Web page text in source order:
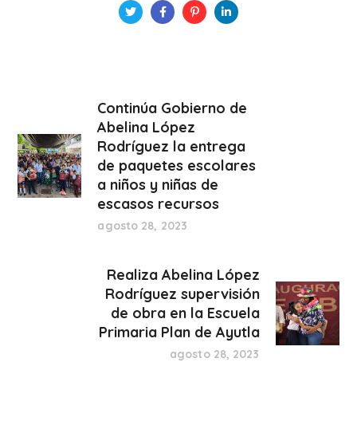
Continúa Gobierno de
Abelina López
Rodríguez la entrega
de paquetes escolares
a niños y niñas de
escasos recursos
agosto 28, 2023
Realiza Abelina López
Rodríguez supervisión
de obra en la Escuela
Primaria Plan de Ayutla
agosto 28, 2023